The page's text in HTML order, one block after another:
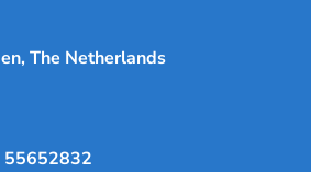
The Netherlands
55652832